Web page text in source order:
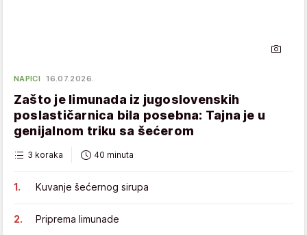
NAPICI 16.07.2026.
Zašto je limunada iz jugoslovenskih
poslastičarnica bila posebna: Tajna je u
genijalnom triku sa šećerom
3 koraka 40 minuta
Kuvanje šećernog sirupa
Priprema limunade